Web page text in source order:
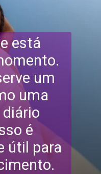
está
um
uma
diário
é
útil para